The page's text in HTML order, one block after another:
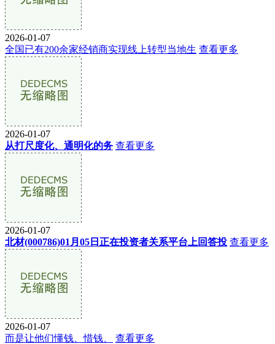
2026-01-07
全国已有200余家经销商实现线上转型当地生 查看更多
2026-01-07
从打尺度化、通明化的务 查看更多
2026-01-07
北材(000786)01月05日正在投资者关系平台上回答投 查看更多
2026-01-07
而是让他们懂钱、惜钱、
查看更多